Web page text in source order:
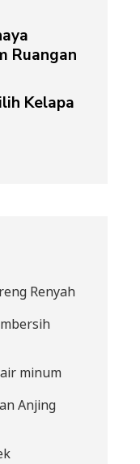
Ruangan
Kelapa
Renyah
minum
Anjing